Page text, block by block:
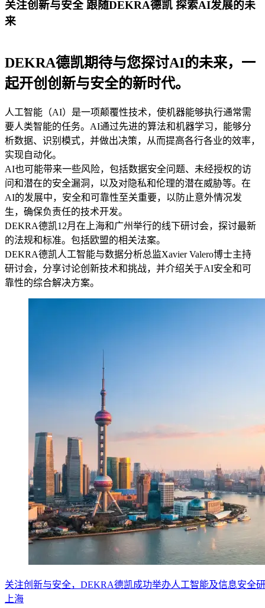
关注创新与安全 跟随DEKRA德凯 探索AI发展的未
来
DEKRA德凯期待与您探讨AI的未来，一
起开创创新与安全的新时代。
人工智能（AI）是一项颠覆性技术，使机器能够执行通常需
要人类智能的任务。AI通过先进的算法和机器学习，能够分
析数据、识别模式，并做出决策，从而提高各行各业的效率，
实现自动化。
AI也可能带来一些风险，包括数据安全问题、未经授权的访
问和潜在的安全漏洞，以及对隐私和伦理的潜在威胁等。在
AI的发展中，安全和可靠性至关重要，以防止意外情况发
生，确保负责任的技术开发。
DEKRA德凯12月在上海和广州举行的线下研讨会，探讨最新
的法规和标准。包括欧盟的相关法案。
DEKRA德凯人工智能与数据分析总监Xavier Valero博士主持
研讨会，分享讨论创新技术和挑战，并介绍关于AI安全和可
靠性的综合解决方案。
关注创新与安全，DEKRA德凯成功举办人工智能及信息安全
上海